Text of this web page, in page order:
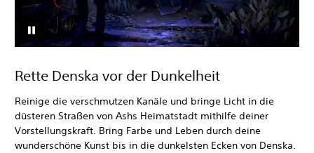
Rette Denska vor der Dunkelheit
Reinige die verschmutzen Kanäle und bringe Licht in die
düsteren Straßen von Ashs Heimatstadt mithilfe deiner
Vorstellungskraft. Bring Farbe und Leben durch deine
wunderschöne Kunst bis in die dunkelsten Ecken von Denska.